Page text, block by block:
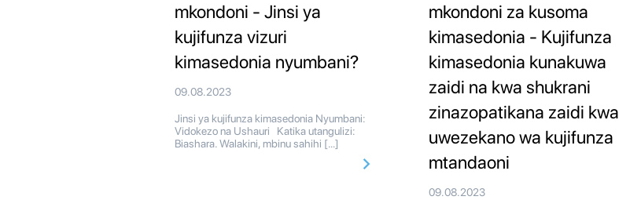
mkondoni - Jinsi ya
kujifunza vizuri
kimasedonia nyumbani?
09.08.2023
Jinsi ya kujifunza kimasedonia Nyumbani:
Vidokezo na Ushauri Katika utangulizi:
Biashara. Walakini, mbinu sahihi […]
mkondoni za kusoma
kimasedonia - Kujifunza
kimasedonia kunakuwa
zaidi na kwa shukrani
zinazopatikana zaidi kwa
uwezekano wa kujifunza
mtandaoni
09.08.2023